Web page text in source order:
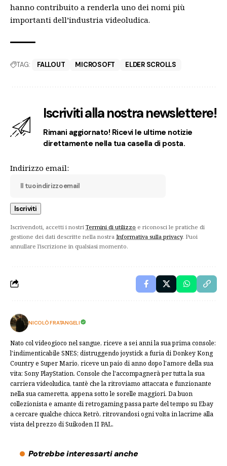
hanno contribuito a renderla uno dei nomi più
importanti dell’industria videoludica.
TAG: FALLOUT MICROSOFT ELDER SCROLLS
Iscriviti alla nostra newslettere!
Rimani aggiornato! Ricevi le ultime notizie
direttamente nella tua casella di posta.
Indirizzo email:
Iscrivendoti, accetti i nostri Termini di utilizzo e riconosci le pratiche di
gestione dei dati descritte nella nostra Informativa sulla privacy. Puoi
annullare l'iscrizione in qualsiasi momento.
NICOLÒ FRATANGELI
Nato col videogioco nel sangue, riceve a sei anni la sua prima console:
l'indimenticabile SNES; distruggendo joystick a furia di Donkey Kong
Country e Super Mario, riceve un paio di anno dopo l'amore della sua
vita: Sony PlayStation. Console che l'accompagnerà per tutta la sua
carriera videoludica, tantè che la ritroviamo attaccata e funzionante
nella sua cameretta, appena sotto le sorelle maggiori. Da buon
collezionista e amante di retrogaming passa parte del tempo su Ebay
a cercare qualche chicca Retrò, ritrovandosi ogni volta in lacrime alla
vista del prezzo di Suikoden II PAL.
Potrebbe interessarti anche